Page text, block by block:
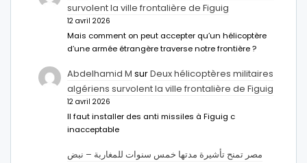
survolent la ville frontalière de Figuig
12 avril 2026
Mais comment on peut accepter qu’un hélicoptère
d’une armée étrangère traverse notre frontière ?
Abdelhamid M surDeux hélicoptères militaires
algériens survolent la ville frontalière de Figuig
12 avril 2026
Il faut installer des anti missiles à Figuig c
inacceptable
مصر تمنح تأشيرة مدتها خمس سنوات للمغاربة – نبض